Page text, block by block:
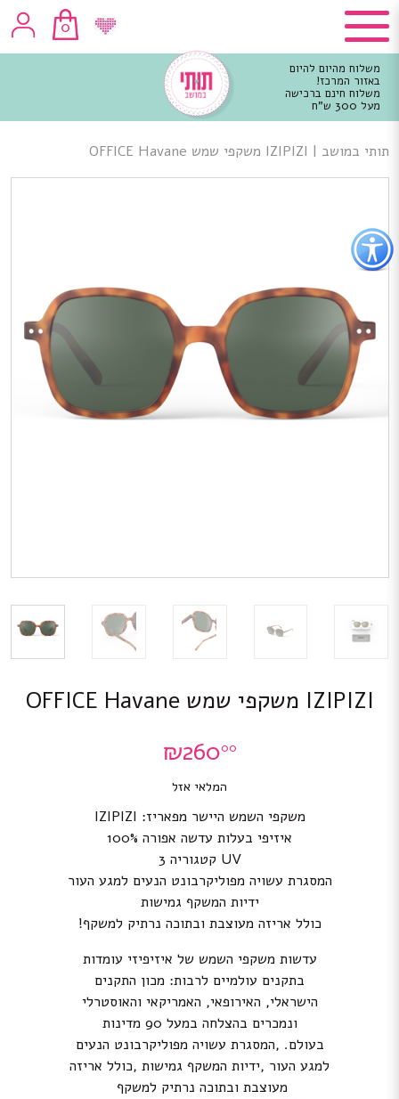
כפתור
לפתיחת
תפריט
נגישות
0
משלוח מהיום להיום
באזור המרכז!
משלוח חינם ברכישה
מעל 300 ש"ח
מרכזי
תותי במושב | IZIPIZI משקפי שמש OFFICE Havane
IZIPIZI משקפי שמש OFFICE Havane
₪26000
המלאי אזל
משקפי השמש היישר מפאריז: IZIPIZI
איזיפי בעלות עדשה אפורה 100%
UV קטגוריה 3
המסגרת עשויה מפוליקרבונט הנעים למגע העור
ידיות המשקף גמישות
כולל אריזה מעוצבת ובתוכה נרתיק למשקף!
עדשות משקפי השמש של איזיפיזי עומדות
בתקנים עולמיים לרבות: מכון התקנים
הישראלי, האירופאי, האמריקאי והאוסטרלי
ונמכרים בהצלחה במעל 90 מדינות
בעולם. ,המסגרת עשויה מפוליקרבונט הנעים
למגע העור ,ידיות המשקף גמישות ,כולל אריזה
מעוצבת ובתוכה נרתיק למשקף